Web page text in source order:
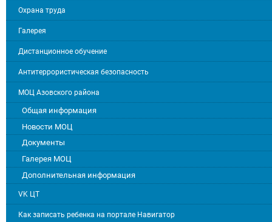
Охрана труда
Галерея
Дистанционное обучение
Антитеррористическая безопасность
МОЦ Азовского района
Общая информация
Новости МОЦ
Документы
Галерея МОЦ
Дополнительная информация
VK ЦТ
Как записать ребенка на портале Навигатор